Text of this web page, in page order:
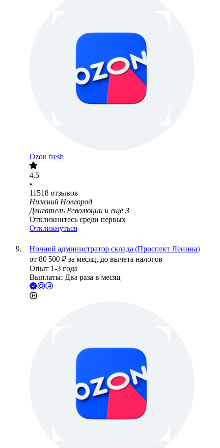
Ozon fresh
4.5
•
11518 отзывов
Нижний Новгород
Двигатель Революции и еще 3
Откликнитесь среди первых
Откликнуться
Ночной администратор склада (Проспект Ленина)
от 80 500 ₽ за месяц, до вычета налогов
Опыт 1-3 года
Выплаты: Два раза в месяц